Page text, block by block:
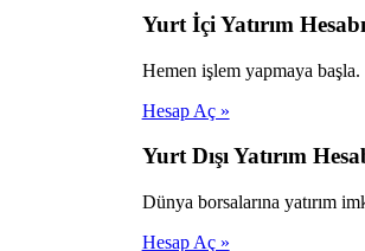
Yurt İçi Yatırım Hesabı
Hemen işlem yapmaya başla.
Hesap Aç »
Yurt Dışı Yatırım
Dünya borsalarına yatırım
Hesap Aç »